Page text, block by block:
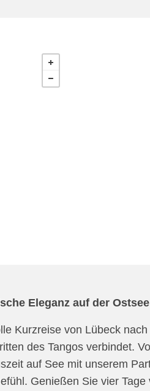
Eleganz auf der Ostsee
Kurzreise von Lübeck
des Tangos verbindet.
auf See mit unserem
Genießen Sie vier